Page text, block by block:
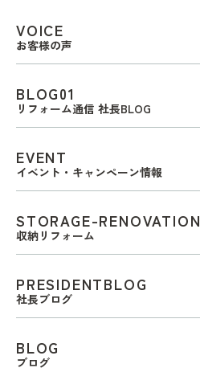
VOICE
お客様の声
BLOG01
リフォーム通信 社長BLOG
EVENT
イベント・キャンペーン情報
STORAGE-RENOVATION
収納リフォーム
PRESIDENTBLOG
社長ブログ
BLOG
ブログ